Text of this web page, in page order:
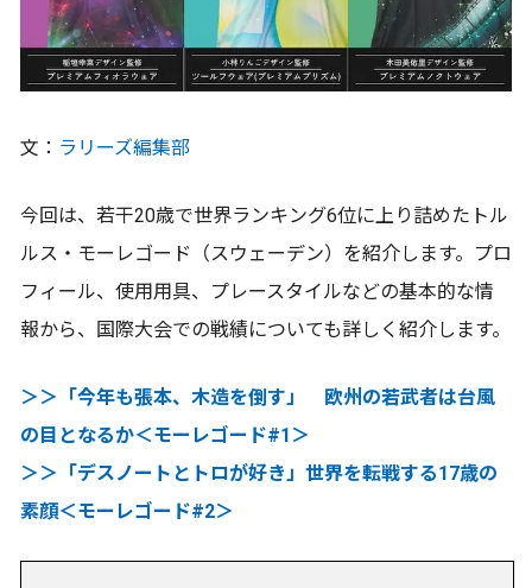
文： ラリーズ編集部
今回は、若干20歳で世界ランキング6位に上り詰めたトル
ルス・モーレゴード（スウェーデン）を紹介します。プロ
フィール、使用用具、プレースタイルなどの基本的な情
報から、国際大会での戦績についても詳しく紹介します。
＞＞「今年も張本、木造を倒す」 欧州の若武者は台風
の目となるか＜モーレゴード#1＞
＞＞「デスノートとトロが好き」世界を転戦する17歳の
素顔＜モーレゴード#2＞